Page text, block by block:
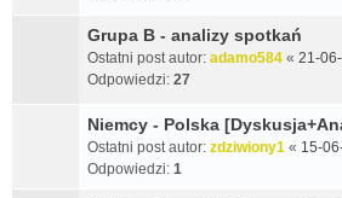
Grupa B - analizy spotkań
Ostatni post autor: adamo584 « 21-
Odpowiedzi: 27
Niemcy - Polska
Ostatni post autor: zdziwiony1 « 15-
Odpowiedzi: 1